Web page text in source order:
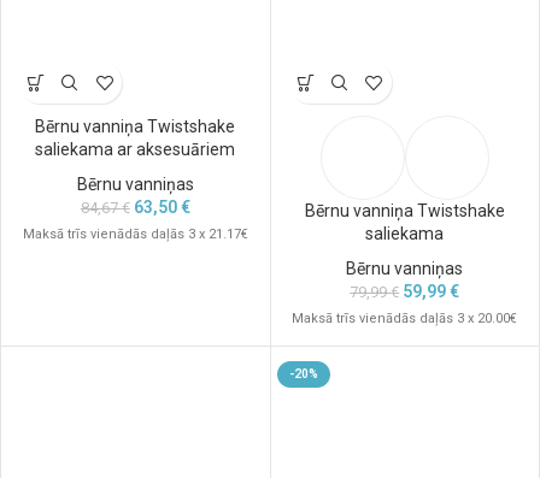
Bērnu vanniņa Twistshake
saliekama ar aksesuāriem
Bērnu vanniņas
84,67€ 63,50€
Maksā trīs vienādās daļās 3 x 21.17€
Bērnu vanniņa Twistshake
saliekama
Bērnu vanniņas
79,99€ 59,99€
Maksā trīs vienādās daļās 3 x 20.00€
-20%